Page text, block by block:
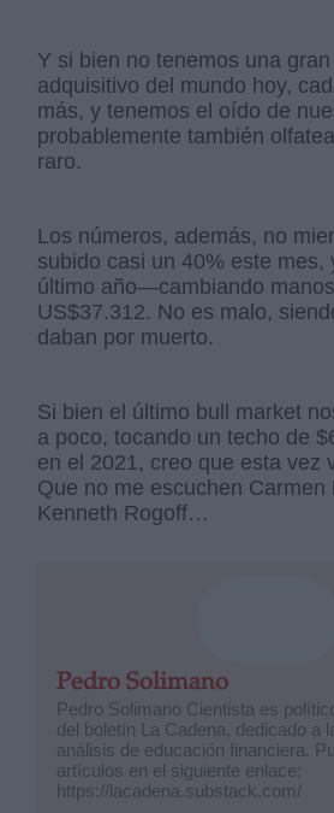
Y si bien no tenemos una
adquisitivo del mundo hoy,
más, y tenemos el oído de
probablemente también
raro.
Los números, además, no
subido casi un 40% este mes,
último año—cambiando
US$37.312. No es malo,
daban por muerto.
Si bien el último bull market
a poco, tocando un techo de
en el 2021, creo que esta vez
Que no me escuchen Carmen
Kenneth Rogoff…
Pedro Solimano
Pedro Solimano Cientista es
del boletín La Cadena, dedicado a
análisis de educación financiera.
artículos en el siguiente enlace:
https://lacadena.substack.com/